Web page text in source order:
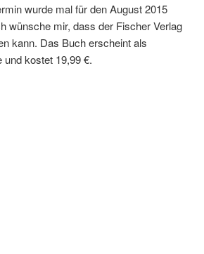
wurde mal für den August 2015
wünsche mir, dass der Fischer Verlag
kann. Das Buch erscheint als
und kostet 19,99 €.